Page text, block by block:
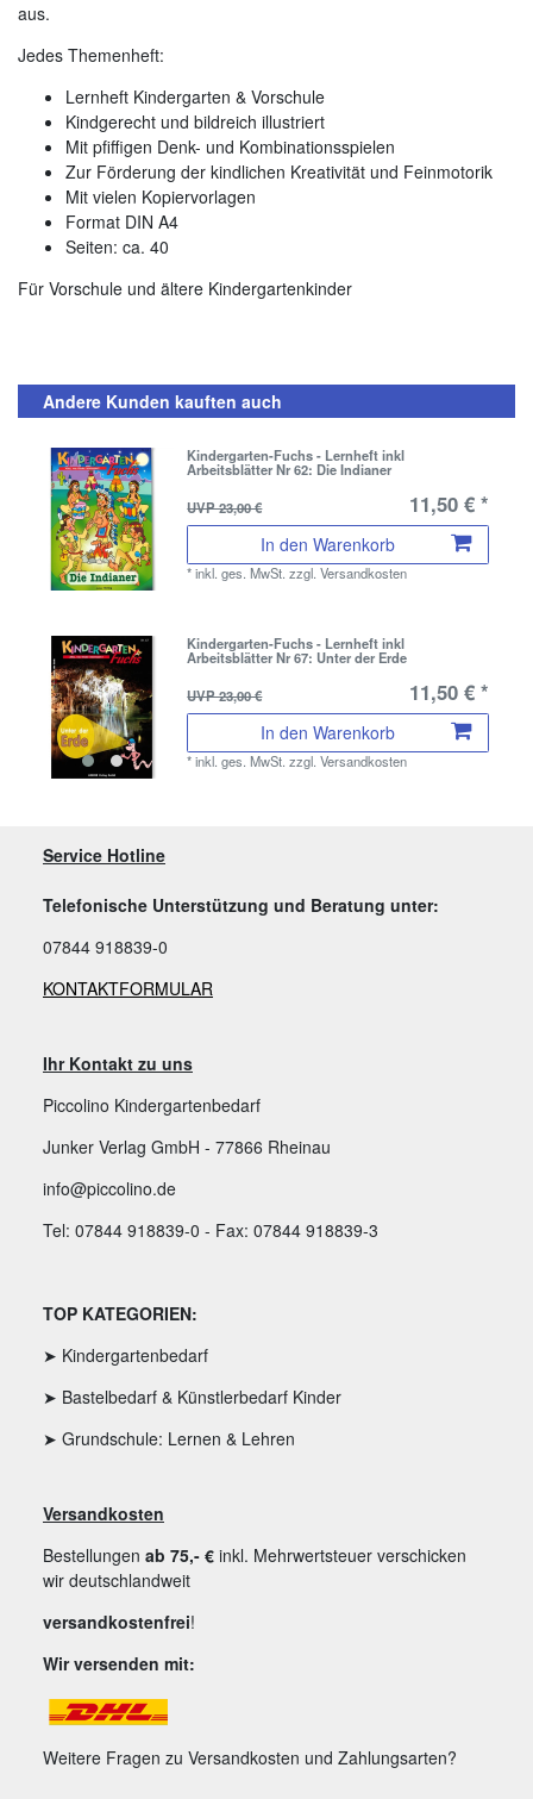
aus.
Jedes Themenheft:
Lernheft Kindergarten & Vorschule
Kindgerecht und bildreich illustriert
Mit pfiffigen Denk- und Kombinationsspielen
Zur Förderung der kindlichen Kreativität und Feinmotorik
Mit vielen Kopiervorlagen
Format DIN A4
Seiten: ca. 40
Für Vorschule und ältere Kindergartenkinder
Andere Kunden kauften auch
Kindergarten-Fuchs - Lernheft inkl
Arbeitsblätter Nr 62: Die Indianer
UVP 23,00 €
11,50 € *
In den Warenkorb
*inkl. ges. MwSt. zzgl.Versandkosten
Kindergarten-Fuchs - Lernheft inkl
Arbeitsblätter Nr 67: Unter der Erde
UVP 23,00 €
11,50 € *
In den Warenkorb
*inkl. ges. MwSt. zzgl.Versandkosten
Service Hotline
Telefonische Unterstützung und Beratung unter:
07844 918839-0
KONTAKTFORMULAR
Ihr Kontakt zu uns
Piccolino Kindergartenbedarf
Junker Verlag GmbH - 77866 Rheinau
info@piccolino.de
Tel: 07844 918839-0 - Fax: 07844 918839-3
TOP KATEGORIEN:
➤ Kindergartenbedarf
➤ Bastelbedarf & Künstlerbedarf Kinder
➤ Grundschule: Lernen & Lehren
Versandkosten
Bestellungen ab 75,- € inkl. Mehrwertsteuer verschicken
wir deutschlandweit
versandkostenfrei!
Wir versenden mit:
Weitere Fragen zu Versandkosten und Zahlungsarten?